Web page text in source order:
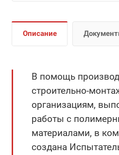
Описание
В помощь
строительно-
организациям,
работы с
материалами, в
создана